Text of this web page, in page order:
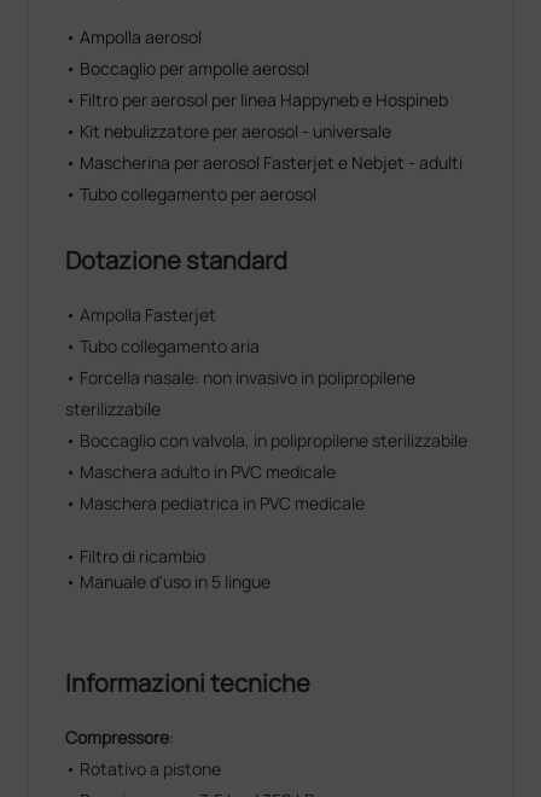
laboratorio secondo i più recenti criteri scientifici in
materia di efficacia e di sicurezza biologica
(biocompatibilità degli accessori attestata da
laboratori d’analisi specializzati).
Hospyneb è stato realizzato per l'uso ambulatoriale e
senza le inevitabili limitazioni imposte ad apparecchi
nelle prestazioni fornite che nell'esecuzione tecnica,
costituisce per il sanitario un preciso ed
ambulatoriale.
In esso sono condensati i dettami della moderna
tecnica aerosolterapica, non disgiunta da quella
semplicità d'uso che lo mette in condizioni di essere
materiali, il prezzo e le prestazioni fornite sono tali da
soddisfare qualsiasi esigenza.
• Ampolla aerosol
• Boccaglio per ampolle aerosol
• Filtro per aerosol per linea Happyneb e Hospineb
• Kit nebulizzatore per aerosol - universale
• Mascherina per aerosol Fasterjet e Nebjet - adulti
• Tubo collegamento per aerosol
Dotazione standard
• Ampolla Fasterjet
• Tubo collegamento aria
• Forcella nasale: non invasivo in polipropilene
sterilizzabile
• Boccaglio con valvola, in polipropilene sterilizzabile
• Maschera adulto in PVC medicale
• Maschera pediatrica in PVC medicale
• Filtro di ricambio
• Manuale d'uso in 5 lingue
Informazioni tecniche
Compressore:
• Rotativo a pistone